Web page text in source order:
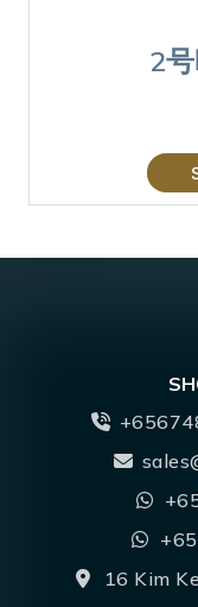
2
16 Kim